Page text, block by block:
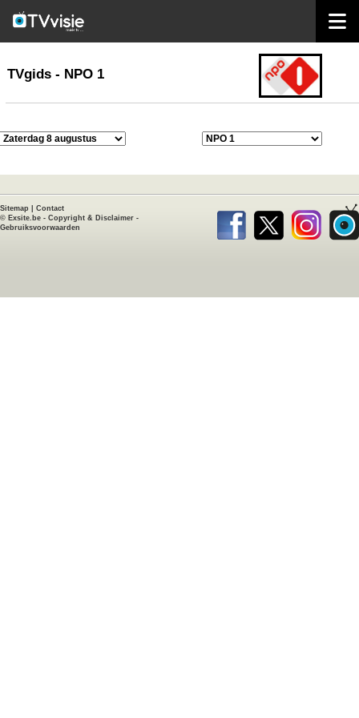
TVgids
TVgids - NPO 1
Sitemap
Contact
© Exsite.be - Copyright & Disclaimer -
Gebruiksvoorwaarden